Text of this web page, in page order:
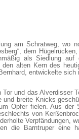
am Schratweg, wo
dem
als Siedlung
alten Kern des
entwickelte
und das Alverdisser
breite Knicks
Opfer fielen. Aus
von
Verpfändungen,
die Barntruper eine